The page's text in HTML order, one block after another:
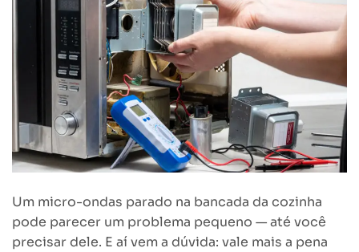
Um micro-ondas parado na bancada da cozinha
pode parecer um problema pequeno — até você
precisar dele. E aí vem a dúvida: vale mais a pena